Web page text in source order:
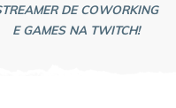
DE COWORKING
E GAMES NA TWITCH!